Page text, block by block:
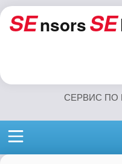
SEnsorsSE
СЕРВИС ПО